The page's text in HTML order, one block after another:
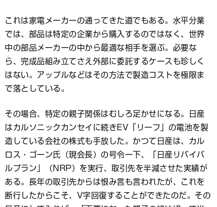
これは家電メーカーの通ってきた道でもある。水平分業
では、部品は特定の企業から購入するのではなく、世界
中の部品メーカーの中から最適な相手を選ぶ。必要な
ら、完成品組み立てさえ外部に委託するケースも珍しく
はない。アップルなどはその方法で製造コストを極限ま
で落としている。
その場合、特定の親子関係はむしろ足かせになる。日産
はカルソニックカンセイに続きEV「リーフ」の電池を製
造している会社の株式も手放した。かつて日産は、カル
ロス・ゴーン氏（現会長）の号令一下、「日産リバイバ
ルプラン」（NRP）を実行、取引先を半減させた実績が
ある。長年の取引先からは恨み言も言われたが、これを
断行したからこそ、V字回復することができたのだ。その